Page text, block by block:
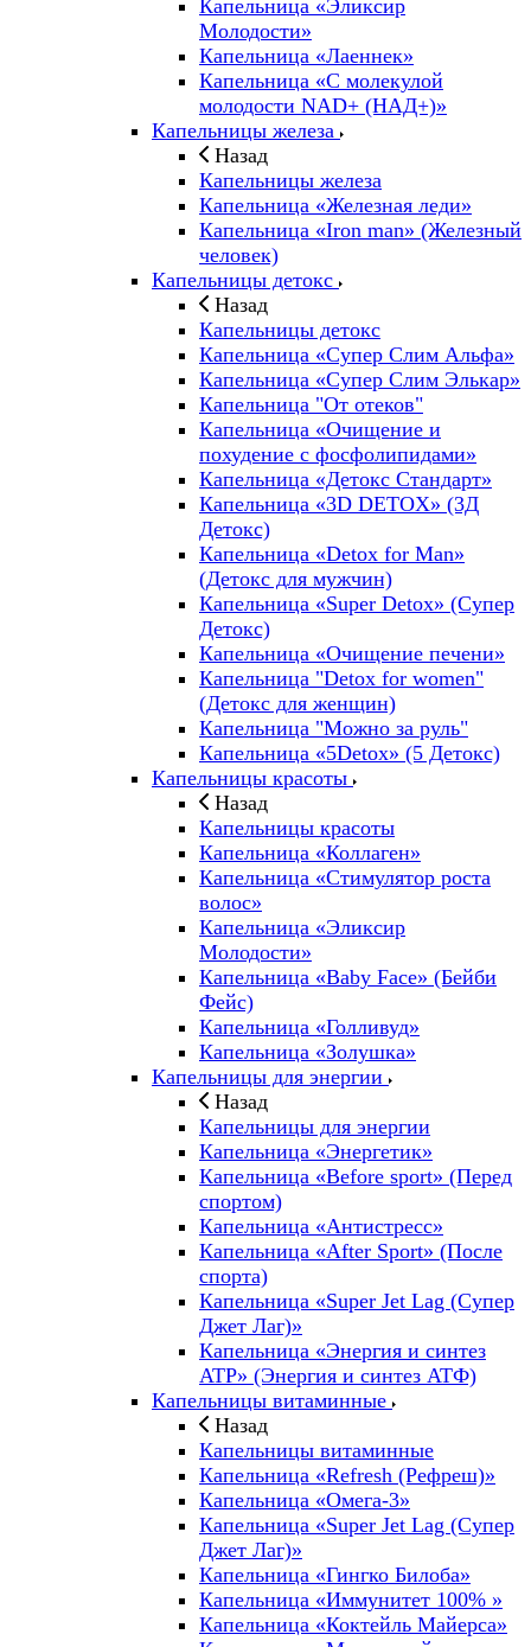
Капельница «Эликсир
Молодости»
Капельница «Лаеннек»
Капельница «С молекулой
молодости NAD+ (НАД+)»
Капельницы железа
Назад
Капельницы железа
Капельница «Железная леди»
Капельница «Iron man» (Железный
человек)
Капельницы детокс
Назад
Капельницы детокс
Капельница «Супер Слим Альфа»
Капельница «Супер Слим Элькар»
Капельница "От отеков"
Капельница «Очищение и
похудение с фосфолипидами»
Капельница «Детокс Стандарт»
Капельница «3D DETOX» (3Д
Детокс)
Капельница «Detox for Man»
(Детокс для мужчин)
Капельница «Super Detox» (Супер
Детокс)
Капельница «Очищение печени»
Капельница "Detox for women"
(Детокс для женщин)
Капельница "Можно за руль"
Капельница «5Detox» (5 Детокс)
Капельницы красоты
Назад
Капельницы красоты
Капельница «Коллаген»
Капельница «Стимулятор роста
волос»
Капельница «Эликсир
Молодости»
Капельница «Baby Face» (Бейби
Фейс)
Капельница «Голливуд»
Капельница «Золушка»
Капельницы для энергии
Назад
Капельницы для энергии
Капельница «Энергетик»
Капельница «Before sport» (Перед
спортом)
Капельница «Антистресс»
Капельница «After Sport» (После
спорта)
Капельница «Super Jet Lag (Супер
Джет Лаг)»
Капельница «Энергия и синтез
ATP» (Энергия и синтез АТФ)
Капельницы витаминные
Назад
Капельницы витаминные
Капельница «Refresh (Рефреш)»
Капельница «Омега-3»
Капельница «Super Jet Lag (Супер
Джет Лаг)»
Капельница «Гингко Билоба»
Капельница «Иммунитет 100% »
Капельница «Коктейль Майерса»